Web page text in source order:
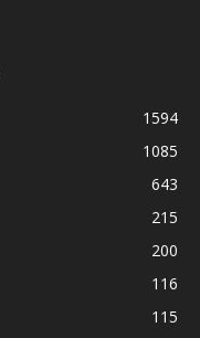
1594
1085
643
215
200
116
115